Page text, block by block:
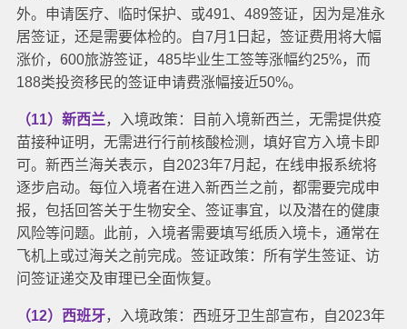
外。申请医疗、临时保护、或491、489签证，因为是准永
居签证，还是需要体检的。
自7月1日起，签证费用将大幅
涨价，600旅游签证，485毕业生工签等涨幅约25%，而
188类投资移民的签证申请费涨幅接近50%。
（11）新西兰，入境政策：目前入境新西兰，无需提供疫
苗接种证明，无需进行行前核酸检测，填好官方入境卡即
可。 新西兰海关表示，自2023年7月起，在线申报系统将
逐步启动。每位入境者在进入新西兰之前，都需要完成申
报，包括回答关于生物安全、签证事宜，以及潜在的健康
风险等问题。此前，入境者需要填写纸质入境卡，通常在
飞机上或过海关之前完成。 签证政策：所有学生签证、访
问签证递交及审理已全面恢复。
（12）西班牙，入境政策：西班牙卫生部宣布，自2023年